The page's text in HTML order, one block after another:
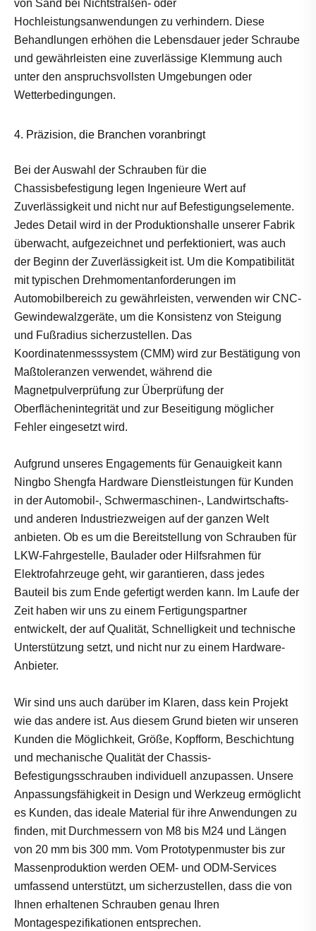
von Sand bei Nichtstraßen- oder
Hochleistungsanwendungen zu verhindern. Diese
Behandlungen erhöhen die Lebensdauer jeder Schraube
und gewährleisten eine zuverlässige Klemmung auch
unter den anspruchsvollsten Umgebungen oder
Wetterbedingungen.
4. Präzision, die Branchen voranbringt
Bei der Auswahl der Schrauben für die
Chassisbefestigung legen Ingenieure Wert auf
Zuverlässigkeit und nicht nur auf Befestigungselemente.
Jedes Detail wird in der Produktionshalle unserer Fabrik
überwacht, aufgezeichnet und perfektioniert, was auch
der Beginn der Zuverlässigkeit ist. Um die Kompatibilität
mit typischen Drehmomentanforderungen im
Automobilbereich zu gewährleisten, verwenden wir CNC-
Gewindewalzgeräte, um die Konsistenz von Steigung
und Fußradius sicherzustellen. Das
Koordinatenmesssystem (CMM) wird zur Bestätigung von
Maßtoleranzen verwendet, während die
Magnetpulverprüfung zur Überprüfung der
Oberflächenintegrität und zur Beseitigung möglicher
Fehler eingesetzt wird.
Aufgrund unseres Engagements für Genauigkeit kann
Ningbo Shengfa Hardware Dienstleistungen für Kunden
in der Automobil-, Schwermaschinen-, Landwirtschafts-
und anderen Industriezweigen auf der ganzen Welt
anbieten. Ob es um die Bereitstellung von Schrauben für
LKW-Fahrgestelle, Baulader oder Hilfsrahmen für
Elektrofahrzeuge geht, wir garantieren, dass jedes
Bauteil bis zum Ende gefertigt werden kann. Im Laufe der
Zeit haben wir uns zu einem Fertigungspartner
entwickelt, der auf Qualität, Schnelligkeit und technische
Unterstützung setzt, und nicht nur zu einem Hardware-
Anbieter.
Wir sind uns auch darüber im Klaren, dass kein Projekt
wie das andere ist. Aus diesem Grund bieten wir unseren
Kunden die Möglichkeit, Größe, Kopfform, Beschichtung
und mechanische Qualität der Chassis-
Befestigungsschrauben individuell anzupassen. Unsere
Anpassungsfähigkeit in Design und Werkzeug ermöglicht
es Kunden, das ideale Material für ihre Anwendungen zu
finden, mit Durchmessern von M8 bis M24 und Längen
von 20 mm bis 300 mm. Vom Prototypenmuster bis zur
Massenproduktion werden OEM- und ODM-Services
umfassend unterstützt, um sicherzustellen, dass die von
Ihnen erhaltenen Schrauben genau Ihren
Montagespezifikationen entsprechen.